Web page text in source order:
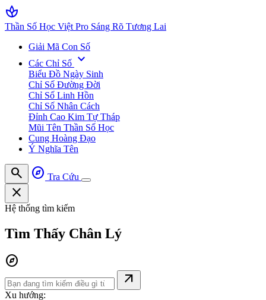
spa
Thần Số Học Việt Pro Sáng Rõ Tương Lai
Giải Mã Con Số
Các Chỉ Số expand_more
Biểu Đồ Ngày Sinh
Chỉ Số Đường Đời
Chỉ Số Linh Hồn
Chỉ Số Nhân Cách
Đỉnh Cao Kim Tự Tháp
Mũi Tên Thần Số Học
Cung Hoàng Đạo
Ý Nghĩa Tên
search explore Tra Cứu
close
Hệ thống tìm kiếm
Tìm Thấy Chân Lý
explore
arrow_outward
Xu hướng: